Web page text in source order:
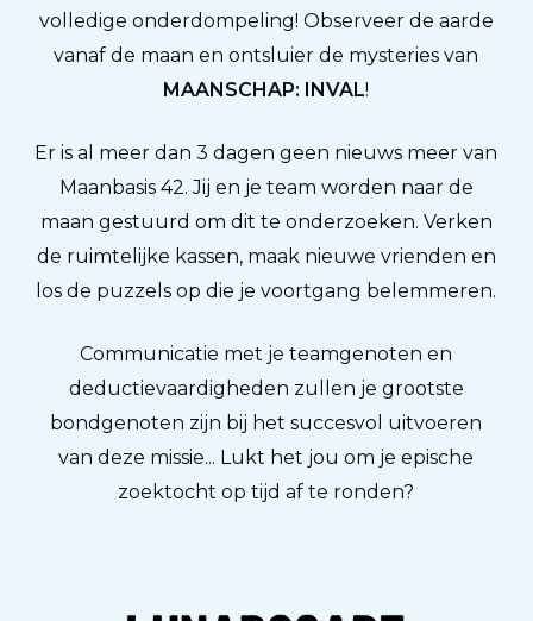
volledige onderdompeling! Observeer de aarde
vanaf de maan en ontsluier de mysteries van
MAANSCHAP: INVAL!
Er is al meer dan 3 dagen geen nieuws meer van
Maanbasis 42. Jij en je team worden naar de
maan gestuurd om dit te onderzoeken. Verken
de ruimtelijke kassen, maak nieuwe vrienden en
los de puzzels op die je voortgang belemmeren.
Communicatie met je teamgenoten en
deductievaardigheden zullen je grootste
bondgenoten zijn bij het succesvol uitvoeren
van deze missie... Lukt het jou om je epische
zoektocht op tijd af te ronden?